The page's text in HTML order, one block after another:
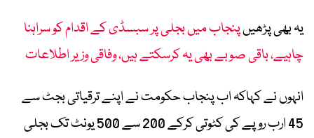
یہ بھی پڑھیںپنجاب میں بجلی پر سبسڈی کے اقدام کو سراہنا
چاہیے، باقی صوبے بھی یہ کرسکتے ہیں، وفاقی وزیر اطلاعات
انہوں نے کہاکہ اب پنجاب حکومت نے اپنے ترقیاتی بجٹ سے
45 ارب روپے کی کٹوتی کرکے 200 سے 500 یونٹ تک بجلی